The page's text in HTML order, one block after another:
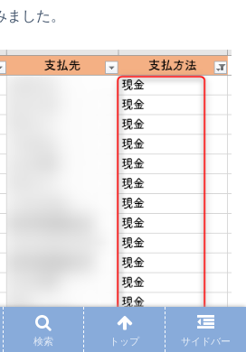
した。
検索 トップ サイドバー